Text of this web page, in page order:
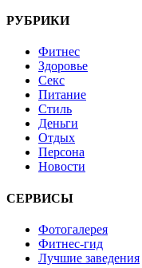
РУБРИКИ
Фитнес
Здоровье
Секс
Питание
Стиль
Деньги
Отдых
Персона
Новости
СЕРВИСЫ
Фотогалерея
Фитнес-гид
Лучшие заведения